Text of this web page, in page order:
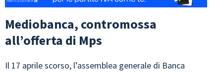
Mediobanca, contromossa
all’offerta di Mps
Il 17 aprile scorso, l’assemblea generale di Banca